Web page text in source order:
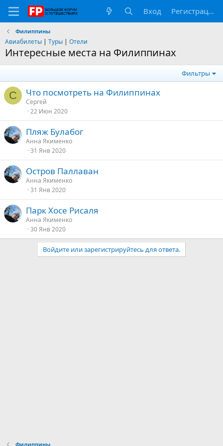
Вход Регистрация
Филиппины
Авиабилеты | Туры | Отели
Интересные места на Филиппинах
Фильтры
С Что посмотреть на Филиппинах
Сергей
22 Июн 2020
Пляж Булабог
Анна Якименко
31 Янв 2020
Остров Паллаван
Анна Якименко
31 Янв 2020
Парк Хосе Рисаля
Анна Якименко
30 Янв 2020
Войдите или зарегистрируйтесь для ответа.
Филиппины